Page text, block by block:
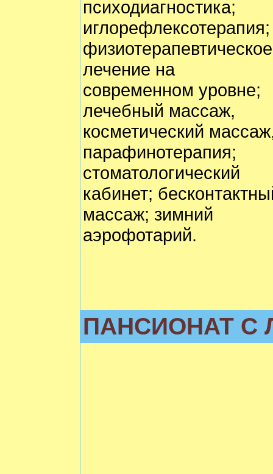
психодиагностика;
иглорефлексотерапия;
физиотерапевтическое
лечение на
современном уровне;
лечебный массаж,
косметический
парафинотерапия;
стоматологический
кабинет;
массаж; зимний
аэрофотарий.
ПАНСИОНАТ С